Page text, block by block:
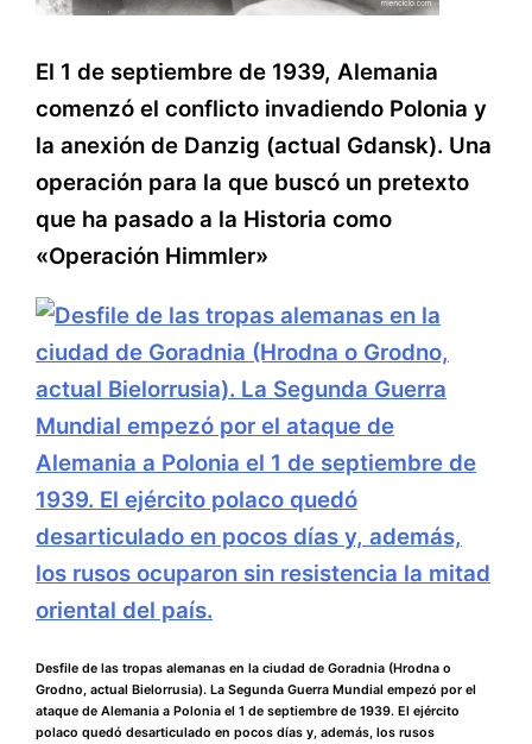
El 1 de septiembre de 1939, Alemania
comenzó el conflicto invadiendo Polonia y
la anexión de Danzig (actual Gdansk). Una
operación para la que buscó un pretexto
que ha pasado a la Historia como
«Operación Himmler»
Desfile de las tropas alemanas en la ciudad de Goradnia (Hrodna o
Grodno, actual Bielorrusia). La Segunda Guerra Mundial empezó por el
ataque de Alemania a Polonia el 1 de septiembre de 1939. El ejército
polaco quedó desarticulado en pocos días y, además, los rusos